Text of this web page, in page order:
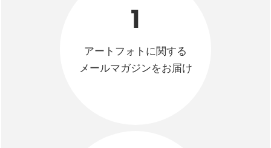
1
アートフォトに関する
メールマガジンをお届け